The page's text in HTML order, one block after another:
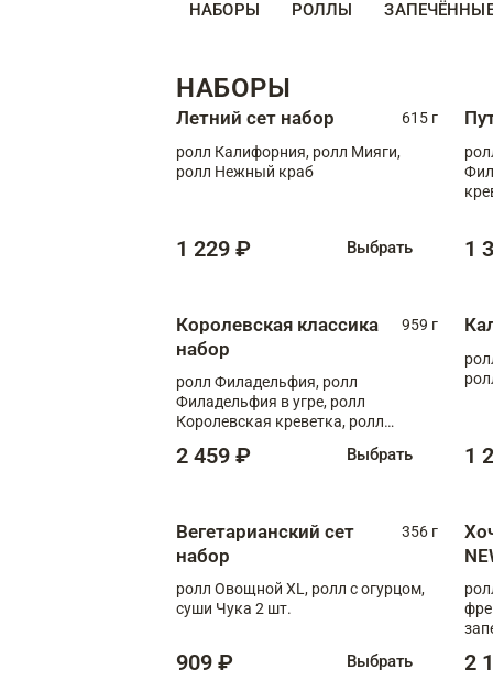
НАБОРЫ РОЛЛЫ
НАБОРЫ
Летний сет набор
615 г
ролл Калифорния, ролл Мияги,
ролл Нежный краб
1 229 ₽ Выбрать 1
Королевская классика
набор
959 г
ролл Филадельфия, ролл
Филадельфия в угре, ролл
Королевская креветка, ролл
2 459 ₽ Выбрать 1
Вегетарианский сет
набор
356 г
ролл Овощной XL, ролл с огурцом,
суши Чука 2 шт.
909 ₽ Выбрать 2